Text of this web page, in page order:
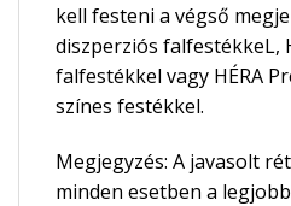
kell festeni a végső
diszperziós falfestékkeL,
falfestékkel vagy HÉRA
színes festékkel.
Megjegyzés: A javasolt
minden esetben a